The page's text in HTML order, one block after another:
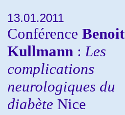
13.01.2011
Conférence Benoit
Kullmann : Les
complications
neurologiques du
diabète Nice